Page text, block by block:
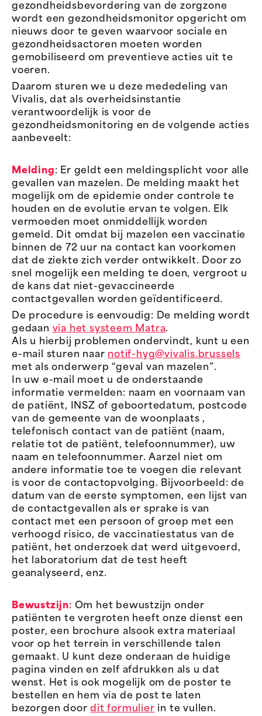
gezondheidsbevordering van de zorgzone
wordt een gezondheidsmonitor opgericht om
nieuws door te geven waarvoor sociale en
gezondheidsactoren moeten worden
gemobiliseerd om preventieve acties uit te
voeren.
Daarom sturen we u deze mededeling van
Vivalis, dat als overheidsinstantie
verantwoordelijk is voor de
gezondheidsmonitoring en de volgende acties
aanbeveelt:
Melding: Er geldt een meldingsplicht voor alle
gevallen van mazelen. De melding maakt het
mogelijk om de epidemie onder controle te
houden en de evolutie ervan te volgen. Elk
vermoeden moet onmiddellijk worden
gemeld. Dit omdat bij mazelen een vaccinatie
binnen de 72 uur na contact kan voorkomen
dat de ziekte zich verder ontwikkelt. Door zo
snel mogelijk een melding te doen, vergroot u
de kans dat niet-gevaccineerde
contactgevallen worden geïdentificeerd.
De procedure is eenvoudig: De melding wordt
gedaan via het systeem Matra.
Als u hierbij problemen ondervindt, kunt u een
e-mail sturen naar notif-hyg@vivalis.brussels
met als onderwerp “geval van mazelen”.
In uw e-mail moet u de onderstaande
informatie vermelden: naam en voornaam van
de patiënt, INSZ of geboortedatum, postcode
van de gemeente van de woonplaats ,
telefonisch contact van de patiënt (naam,
relatie tot de patiënt, telefoonnummer), uw
naam en telefoonnummer. Aarzel niet om
andere informatie toe te voegen die relevant
is voor de contactopvolging. Bijvoorbeeld: de
datum van de eerste symptomen, een lijst van
de contactgevallen als er sprake is van
contact met een persoon of groep met een
verhoogd risico, de vaccinatiestatus van de
patiënt, het onderzoek dat werd uitgevoerd,
het laboratorium dat de test heeft
geanalyseerd, enz.
Bewustzijn: Om het bewustzijn onder
patiënten te vergroten heeft onze dienst een
poster, een brochure alsook extra materiaal
voor op het terrein in verschillende talen
gemaakt. U kunt deze onderaan de huidige
pagina vinden en zelf afdrukken als u dat
wenst. Het is ook mogelijk om de poster te
bestellen en hem via de post te laten
bezorgen doordit formulier in te vullen.